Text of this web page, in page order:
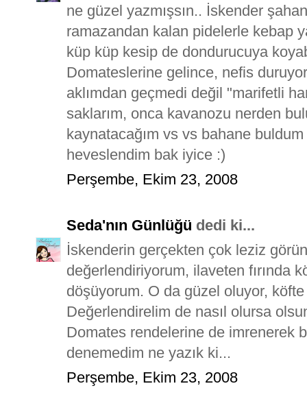
ne güzel yazmışsın.. İskender
ramazandan kalan pidelerle kebap
küp küp kesip de dondurucuya
Domateslerine gelince, nefis
aklımdan geçmedi değil "marifetli
saklarım, onca kavanozu nerden
kaynatacağım vs vs bahane
heveslendim bak iyice :)
Perşembe, Ekim 23, 2008
Seda'nın Günlüğü dedi ki...
İskenderin gerçekten çok leziz
değerlendiriyorum, ilaveten fırında
döşüyorum. O da güzel oluyor,
Değerlendirelim de nasıl olursa
Domates rendelerine de imrenerek
denemedim ne yazık ki...
Perşembe, Ekim 23, 2008